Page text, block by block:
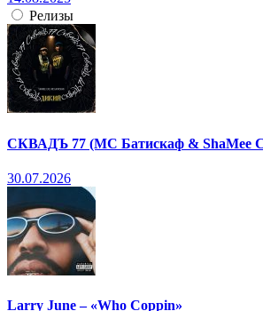
Релизы
СКВАДЪ 77 (МС Батискаф & ShaMee
30.07.2026
Larry June – «Who Coppin»